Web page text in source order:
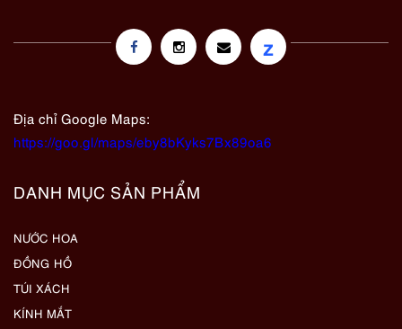
z
Địa chỉ Google Maps:
https://goo.gl/maps/eby8bKyks7Bx89oa6
DANH MỤC SẢN PHẨM
NƯỚC HOA
ĐỒNG HỒ
TÚI XÁCH
KÍNH MẮT